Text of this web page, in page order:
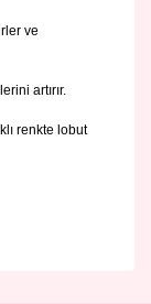
ve
artırır.
renkte lobut